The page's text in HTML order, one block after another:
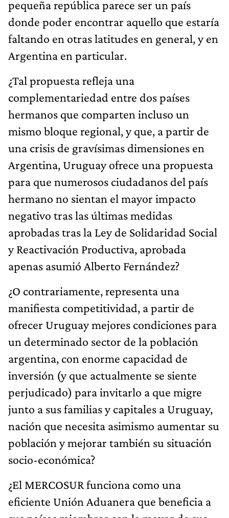
pequeña república parece ser un país
donde poder encontrar aquello que estaría
faltando en otras latitudes en general, y en
Argentina en particular.
¿Tal propuesta refleja una
complementariedad entre dos países
hermanos que comparten incluso un
mismo bloque regional, y que, a partir de
una crisis de gravísimas dimensiones en
Argentina, Uruguay ofrece una propuesta
para que numerosos ciudadanos del país
hermano no sientan el mayor impacto
negativo tras las últimas medidas
aprobadas tras la Ley de Solidaridad Social
y Reactivación Productiva, aprobada
apenas asumió Alberto Fernández?
¿O contrariamente, representa una
manifiesta competitividad, a partir de
ofrecer Uruguay mejores condiciones para
un determinado sector de la población
argentina, con enorme capacidad de
inversión (y que actualmente se siente
perjudicado) para invitarlo a que migre
junto a sus familias y capitales a Uruguay,
nación que necesita asimismo aumentar su
población y mejorar también su situación
socio-económica?
¿El MERCOSUR funciona como una
eficiente Unión Aduanera que beneficia a